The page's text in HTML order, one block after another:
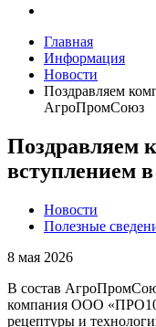
Главная
Информация
Новости
Поздравляем
АгроПромСоюз
Поздравляем
вступлением
Новости
Полезные
8 мая 2026
В состав
компания ООО
рецептуры и